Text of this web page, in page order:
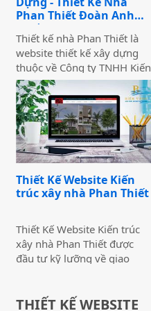
thiết kế lại với các tính năng
đầy đủ, toàn diện.
Phan Thiết Đoàn Anh
Quốc
Thiết kế nhà Phan Thiết là
website thiết kế xây dựng
thuộc về Công ty TNHH Kiến
trúc Xây Dựng Đoàn Anh
Quốc. Website cung cấp
thông tin về những công
trình kiến trúc nổi bật của
công ty được chia thành các
thư mục như Biệt thư, Nhà
đã và đang thi công của
công ty. Thiết kế nhà Phan
nghiên cứu kỹ lưỡng về cấu
trúc website chuẩn SEO,
giúp website dễ dàng lên
Thiết Kế Website Kiến
trúc xây nhà Phan Thiết
Thiết Kế Website Kiến trúc
xây nhà Phan Thiết được
đầu tư kỹ lưỡng về giao
phong các hiện đại, trẻ
THIẾT KẾ WEBSITE